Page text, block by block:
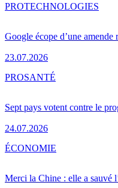
Google écope d’une
23.07.2026
PROTECHNOLOGIES
Sept pays votent contre le
24.07.2026
PROSANTÉ
Merci la Chine : elle a sauvé
ÉCONOMIE